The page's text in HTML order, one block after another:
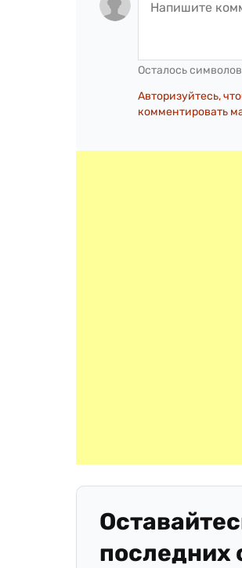
Осталось
Авторизуйтесь,
комментировать
последних